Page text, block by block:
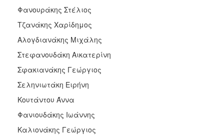
Φανουράκης Στέλιος
Τζανάκης Χαρίδημος
Αλογδιανάκης Μιχάλης
Στεφανουδάκη Αικατερίνη
Σφακιανάκης Γεώργιος
Σεληνιωτάκη Ειρήνη
Κουτάντου Άννα
Φανιουδάκης Ιωάννης
Καλιονάκης Γεώργιος